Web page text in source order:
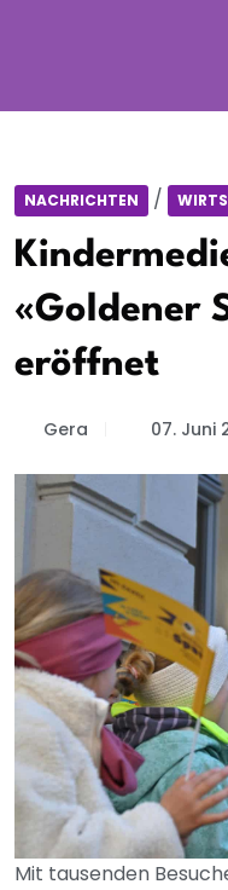
NACHRICHTEN /
«Goldener
eröffnet
Gera 07. Juni
Mit tausenden